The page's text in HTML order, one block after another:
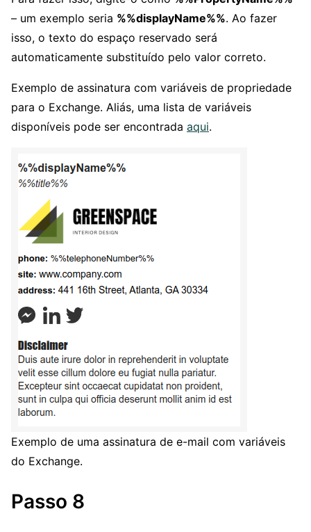
– um exemplo seria %%displayName%%. Ao fazer
isso, o texto do espaço reservado será
automaticamente substituído pelo valor correto.
Exemplo de assinatura com variáveis de propriedade
para o Exchange. Aliás, uma lista de variáveis
disponíveis pode ser encontrada aqui.
Exemplo de uma assinatura de e-mail com variáveis
do Exchange.
Passo 8